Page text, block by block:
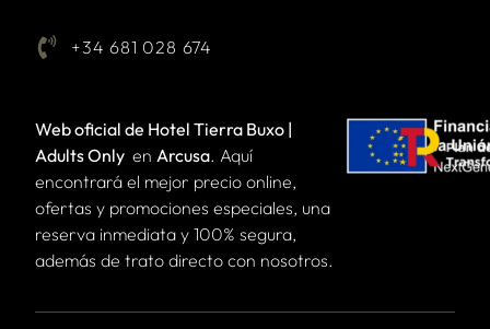
+34 681 028 674
Web oficial de Hotel Tierra Buxo |
Adults Only enArcusa. Aquí
encontrará el mejor precio online,
ofertas y promociones especiales, una
reserva inmediata y 100% segura,
además de trato directo con nosotros.